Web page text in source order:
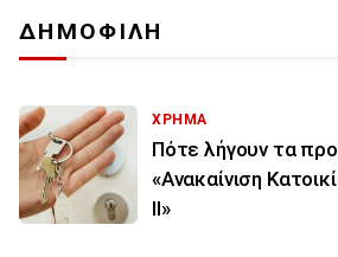
ΔΗΜΟΦΙΛΗ
ΧΡΗΜΑ
Πότε λήγουν τα
«Ανακαίνιση
ΙΙ»